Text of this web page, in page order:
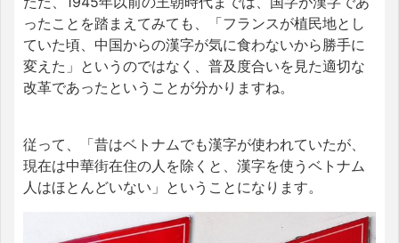
ったことを踏まえてみても、「フランスが植民地とし
ていた頃、中国からの漢字が気に食わないから勝手に
変えた」というのではなく、普及度合いを見た適切な
改革であったということが分かりますね。
従って、「昔はベトナムでも漢字が使われていたが、
現在は中華街在住の人を除くと、漢字を使うベトナム
人はほとんどいない」ということになります。